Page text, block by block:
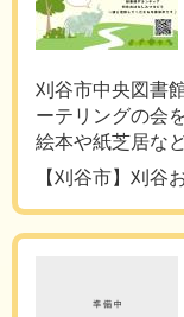
刈谷市中央図書
ーテリングの会
絵本や紙芝居な
【刈谷市】刈谷